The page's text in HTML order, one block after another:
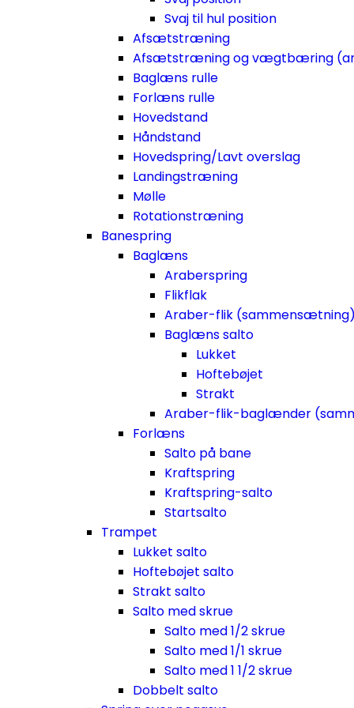
Svaj til hul position
Afsætstræning
Afsætstræning og vægtbæring
Baglæns rulle
Forlæns rulle
Hovedstand
Håndstand
Hovedspring/Lavt overslag
Landingstræning
Mølle
Rotationstræning
Banespring
Baglæns
Araberspring
Flikflak
Araber-flik (sammensætning)
Baglæns salto
Lukket
Hoftebøjet
Strakt
Araber-flik-baglænder
Forlæns
Salto på bane
Kraftspring
Kraftspring-salto
Startsalto
Trampet
Lukket salto
Hoftebøjet salto
Strakt salto
Salto med skrue
Salto med 1/2 skrue
Salto med 1/1 skrue
Salto med 1 1/2 skrue
Dobbelt salto